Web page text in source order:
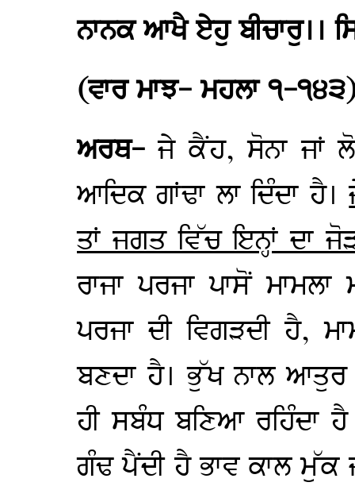
ਨਾਨਕ ਆਖੈ ਏਹੁ ਬੀਚਾਰੁ।।
(ਵਾਰ ਮਾਝ- ਮਹਲਾ ੧-
ਅਰਥ-ਜੇ ਕੈਂਹ, ਸੋਨਾ ਜਾਂ
ਆਦਿਕ ਗਾਂਢਾ ਲਾ ਦਿੰਦਾ ਹੈ।
ਤਾਂ ਜਗਤ ਵਿੱਚ ਇਨ੍ਹਾਂ ਦਾ
ਰਾਜਾ ਪਰਜਾ ਪਾਸੋਂ ਮਾਮਲਾ
ਪਰਜਾ ਦੀ ਵਿਗੜਦੀ ਹੈ,
ਬਣਦਾ ਹੈ। ਭੁੱਖ ਨਾਲ
ਹੀ ਸਬੰਧ ਬਣਿਆ ਰਹਿੰਦਾ
ਗੰਢ ਪੈਂਦੀ ਹੈ ਭਾਵ ਕਾਲ